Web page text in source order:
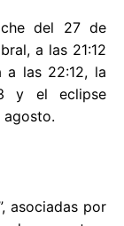
del 27 de
a las 21:12
a las 22:12, la
y el eclipse
agosto.
asociadas por